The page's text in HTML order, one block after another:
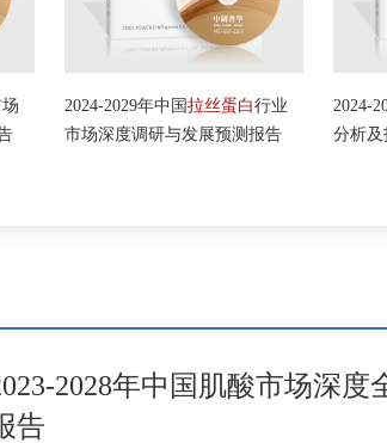
2024-2029年中国 拉丝蛋白行业
市场深度调研与发展预测报告
2024-
分析及
2028年中国肌酸市场深
告